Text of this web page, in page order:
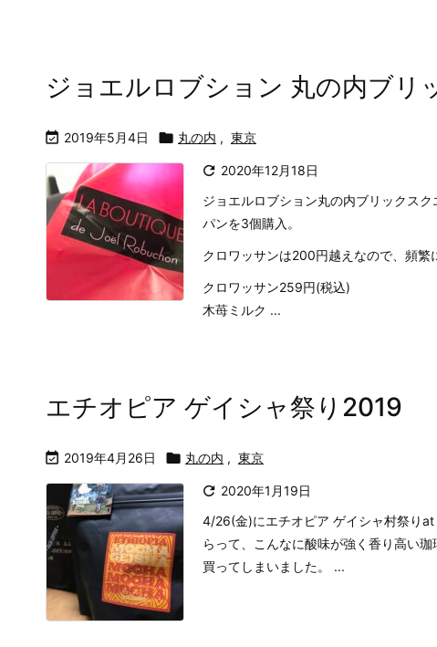
ジョエルロブション 丸の内ブリ
 2019年5月4日  丸の内 , 東京
 2020年12月18日
ジョエルロブション丸の内ブリックスク
パンを3個購入。
クロワッサンは200円越えなので、頻繁
クロワッサン259円(税込)
木苺ミルク ...
エチオピア ゲイシャ祭り2019
 2019年4月26日  丸の内 , 東京
 2020年1月19日
4/26(金)にエチオピア ゲイシャ村祭り
らって、こんなに酸味が強く香り高い
買ってしまいました。 ...